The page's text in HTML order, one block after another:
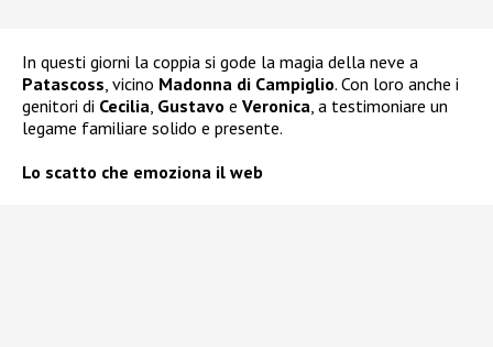
In questi giorni la coppia si gode la magia della neve a
Patascoss, vicino Madonna di Campiglio. Con loro anche i
genitori di Cecilia, Gustavo e Veronica, a testimoniare un
legame familiare solido e presente.
Lo scatto che emoziona il web